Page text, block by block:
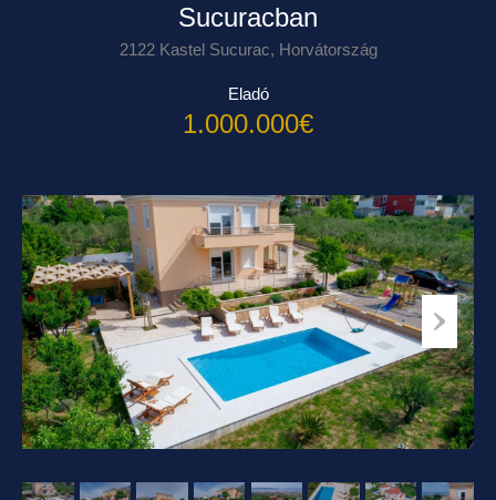
Sucuracban
2122 Kastel Sucurac, Horvátország
Eladó
1.000.000€